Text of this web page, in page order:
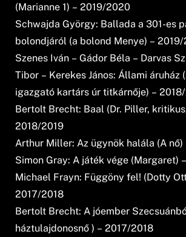
(Marianne 1) – 2019/2020
Schwajda György: Ballada a 301-es
bolondjáról (a bolond Menye) –
Szenes Iván – Gádor Béla – Darvas
Tibor – Kerekes János: Állami áruház
igazgató kartárs úr titkárnője) –
Bertolt Brecht: Baal (Dr. Piller,
2018/2019
Arthur Miller: Az ügynök halála (A
Simon Gray: A játék vége (Margaret)
Michael Frayn: Függöny fel! (Dotty
2017/2018
Bertolt Brecht: A jóember
háztulajdonosnő ) – 2017/2018